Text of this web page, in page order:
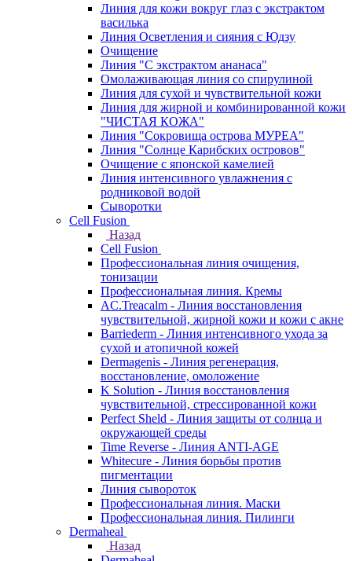
Линия для кожи вокруг глаз с экстрактом
василька
Линия Осветления и сияния с Юдзу
Очищение
Линия "С экстрактом ананаса"
Омолаживающая линия со спирулиной
Линия для сухой и чувствительной кожи
Линия для жирной и комбинированной кожи
"ЧИСТАЯ КОЖА"
Линия "Сокровища острова МУРЕА"
Линия "Солнце Карибских островов"
Очищение с японской камелией
Линия интенсивного увлажнения с
родниковой водой
Сыворотки
Cell Fusion
Назад
Cell Fusion
Профессиональная линия очищения,
тонизации
Профессиональная линия. Кремы
AC.Treacalm - Линия восстановления
чувствительной, жирной кожи и кожи с акне
Barriederm - Линия интенсивного ухода за
сухой и атопичной кожей
Dermagenis - Линия регенерация,
восстановление, омоложение
K Solution - Линия восстановления
чувствительной, стрессированной кожи
Perfect Sheld - Линия защиты от солнца и
окружающей среды
Time Reverse - Линия ANTI-AGE
Whitecure - Линия борьбы против
пигментации
Линия сывороток
Профессиональная линия. Маски
Профессиональная линия. Пилинги
Dermaheal
Назад